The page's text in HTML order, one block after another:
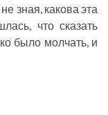
зная, какова эта
что сказать
было молчать, и